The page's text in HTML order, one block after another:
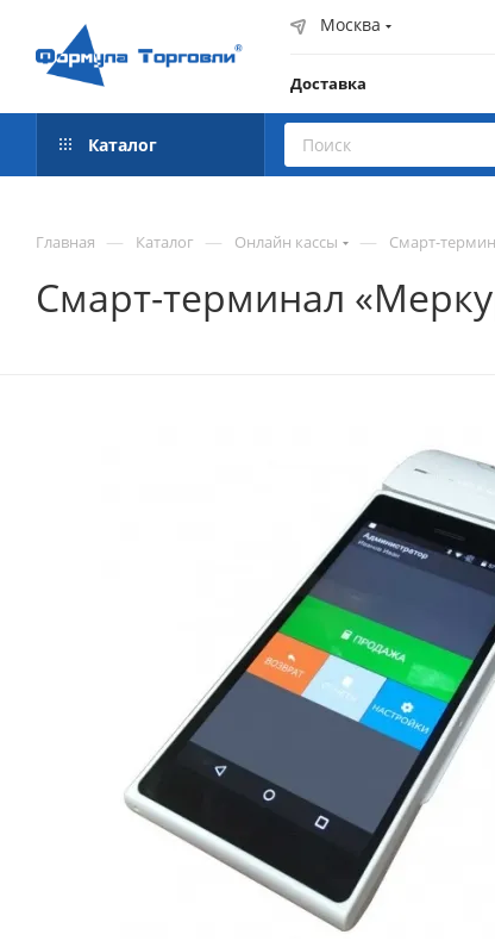
Москва
Доставка
Каталог
Главная — Каталог — Онлайн кассы — Смарт-
Смарт-терминал